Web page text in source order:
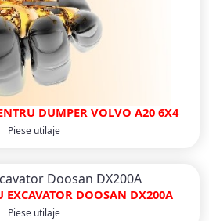
DUMPER VOLVO A20 6X4
Piese utilaje
EXCAVATOR DOOSAN DX200A
Piese utilaje